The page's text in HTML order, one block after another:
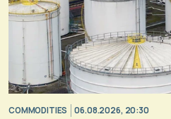
COMMODITIES 06.08.2026, 20:30